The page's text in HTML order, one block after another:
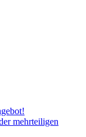
mehrteiligen